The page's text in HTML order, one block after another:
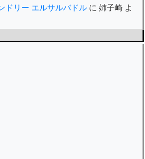
ドリー エルサルバドル に 姉子崎 よ